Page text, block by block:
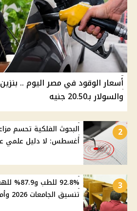
والسولار بـ20.50 جنيه
2
أغسطس: لا دليل علمي
3
92.8%
تنسيق الجامعات 2026 وأماكن المرحلة الثانية